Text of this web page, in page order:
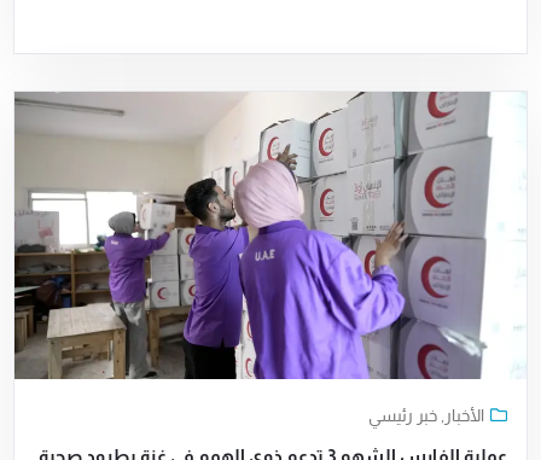
الأخبار ,خبر رئيسي
عملية الفارس الشهم 3 تدعم ذوي الهمم في غزة بطرود صحية